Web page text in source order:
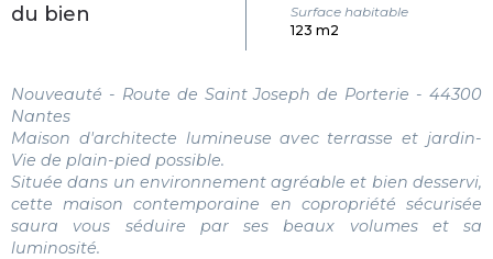
du bien
Surface habitable
123 m2
Nouveauté - Route de Saint Joseph de Porterie - 44300
Nantes
Maison d'architecte lumineuse avec terrasse et jardin-
Vie de plain-pied possible.
Située dans un environnement agréable et bien desservi,
cette maison contemporaine en copropriété sécurisée
saura vous séduire par ses beaux volumes et sa
luminosité.